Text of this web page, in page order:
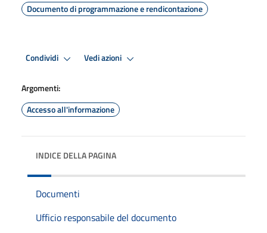
Documento di programmazione e rendicontazione
Condividi Vedi azioni
Argomenti:
Accesso all'informazione
INDICE DELLA PAGINA
Documenti
Ufficio responsabile del documento